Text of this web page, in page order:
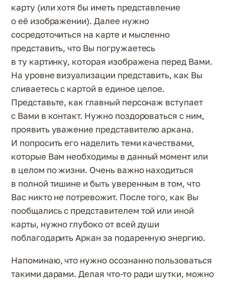
карту (или хотя бы иметь представление
о её изображении). Далее нужно
сосредоточиться на карте и мысленно
представить, что Вы погружаетесь
в ту картинку, которая изображена перед Вами.
На уровне визуализации представить, как Вы
сливаетесь с картой в единое целое.
Представьте, как главный персонаж вступает
с Вами в контакт. Нужно поздороваться с ним,
проявить уважение представителю аркана.
И попросить его наделить теми качествами,
которые Вам необходимы в данный момент или
в целом по жизни. Очень важно находиться
в полной тишине и быть уверенным в том, что
Вас никто не потревожит. После того, как Вы
пообщались с представителем той или иной
карты, нужно глубоко от всей души
поблагодарить Аркан за подаренную энергию.
Напоминаю, что нужно осознанно пользоваться
такими дарами. Делая что-то ради шутки, можно